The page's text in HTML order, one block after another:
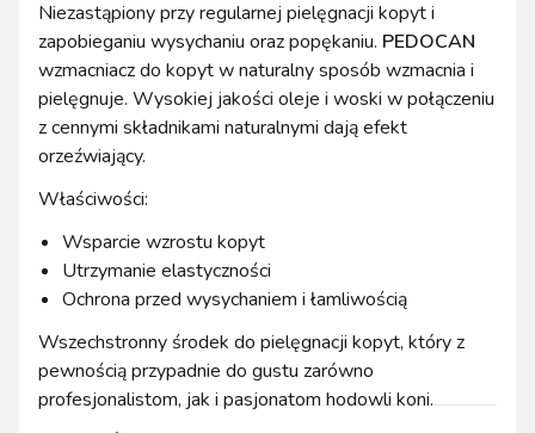
Niezastąpiony przy regularnej pielęgnacji kopyt i
zapobieganiu wysychaniu oraz popękaniu. PEDOCAN
wzmacniacz do kopyt w naturalny sposób wzmacnia i
pielęgnuje. Wysokiej jakości oleje i woski w połączeniu
z cennymi składnikami naturalnymi dają efekt
orzeźwiający.
Właściwości:
Wsparcie wzrostu kopyt
Utrzymanie elastyczności
Ochrona przed wysychaniem i łamliwością
Wszechstronny środek do pielęgnacji kopyt, który z
pewnością przypadnie do gustu zarówno
profesjonalistom, jak i pasjonatom hodowli koni.